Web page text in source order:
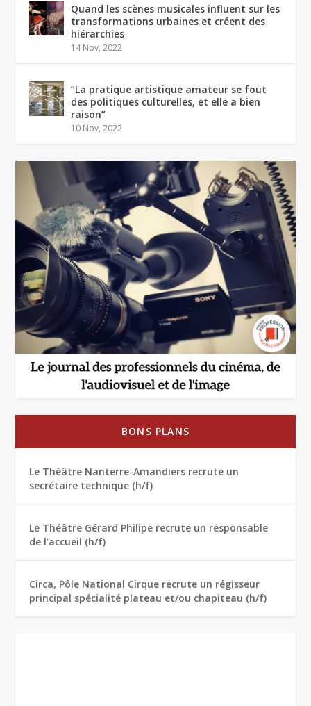
Quand les scènes musicales influent sur les
transformations urbaines et créent des
hiérarchies
14 Nov, 2022
“La pratique artistique amateur se fout
des politiques culturelles, et elle a bien
raison”
10 Nov, 2022
BONS PLANS
Le Théâtre Nanterre-Amandiers recrute un
secrétaire technique (h/f)
Le Théâtre Gérard Philipe recrute un responsable
de l’accueil (h/f)
Circa, Pôle National Cirque recrute un régisseur
principal spécialité plateau et/ou chapiteau (h/f)